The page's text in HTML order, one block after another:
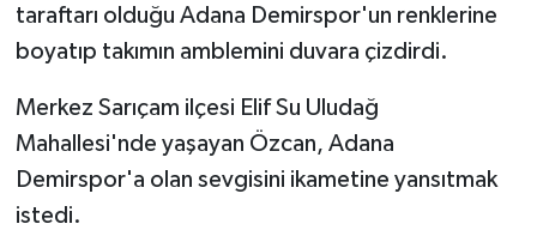
taraftarı olduğu Adana Demirspor'un renklerine
boyatıp takımın amblemini duvara çizdirdi.
Merkez Sarıçam ilçesi Elif Su Uludağ
Mahallesi'nde yaşayan Özcan, Adana
Demirspor'a olan sevgisini ikametine yansıtmak
istedi.